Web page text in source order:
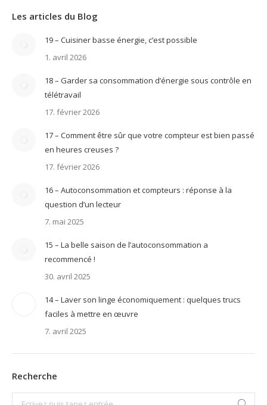
Les articles du Blog
19 – Cuisiner basse énergie, c’est possible
1. avril 2026
18 – Garder sa consommation d’énergie sous contrôle en
télétravail
17. février 2026
17 – Comment être sûr que votre compteur est bien passé
en heures creuses ?
17. février 2026
16 – Autoconsommation et compteurs : réponse à la
question d’un lecteur
7. mai 2025
15 – La belle saison de l’autoconsommation a
recommencé !
30. avril 2025
14 – Laver son linge économiquement : quelques trucs
faciles à mettre en œuvre
7. avril 2025
Recherche
Search: